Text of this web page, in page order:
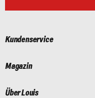
Kundenservice
Magazin
Über Louis